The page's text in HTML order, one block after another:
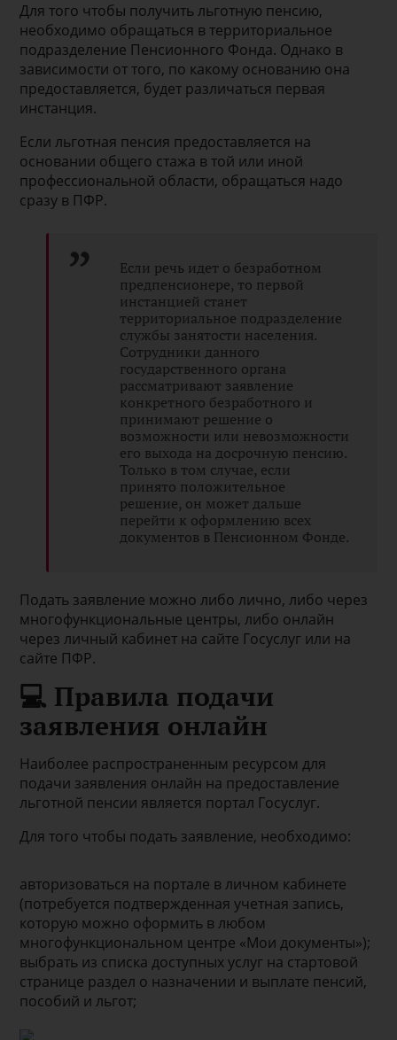
Для того чтобы получить льготную пенсию,
необходимо обращаться в территориальное
подразделение Пенсионного Фонда. Однако в
зависимости от того, по какому основанию она
предоставляется, будет различаться первая
инстанция.
Если льготная пенсия предоставляется на
основании общего стажа в той или иной
профессиональной области, обращаться надо
сразу в ПФР.
Если речь идет о безработном
предпенсионере, то первой
инстанцией станет
территориальное подразделение
службы занятости населения.
Сотрудники данного
государственного органа
рассматривают заявление
конкретного безработного и
принимают решение о
возможности или невозможности
его выхода на досрочную пенсию.
Только в том случае, если
принято положительное
решение, он может дальше
перейти к оформлению всех
документов в Пенсионном Фонде.
Подать заявление можно либо лично, либо через
многофункциональные центры, либо онлайн
через личный кабинет на сайте Госуслуг или на
сайте ПФР.
💻 Правила подачи
заявления онлайн
Наиболее распространенным ресурсом для
подачи заявления онлайн на предоставление
льготной пенсии является портал Госуслуг.
Для того чтобы подать заявление, необходимо:
авторизоваться на портале в личном кабинете
(потребуется подтвержденная учетная запись,
которую можно оформить в любом
многофункциональном центре «Мои документы»);
выбрать из списка доступных услуг на стартовой
странице раздел о назначении и выплате пенсий,
пособий и льгот;